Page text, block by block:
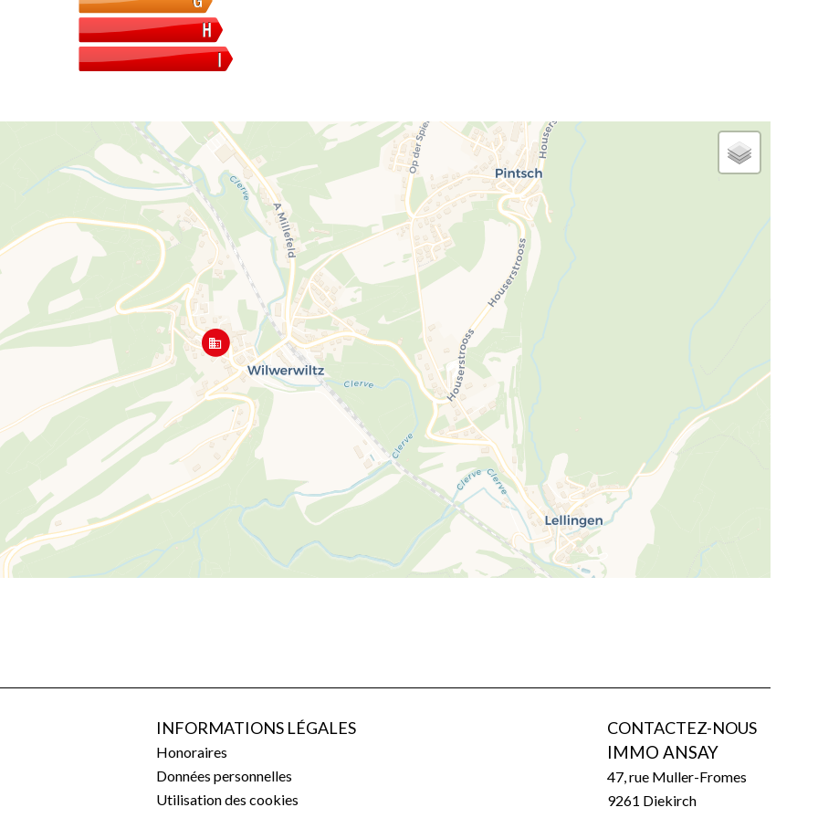
INFORMATIONS LÉGALES
Honoraires
Données personnelles
Utilisation des cookies
CONTACTEZ-NOUS
IMMO ANSAY
47, rue Muller-Fromes
9261 Diekirch